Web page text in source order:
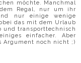
möchte. Manchmal
Regal, nur um ihr
nur einige wenige
das mit dem Urlaub
und transporttechnisch
einfacher. Aber
Argument noch nicht ;)